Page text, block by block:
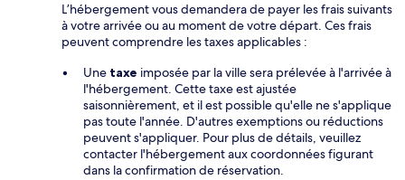
L’hébergement vous demandera de payer les frais suivants
à votre arrivée ou au moment de votre départ. Ces frais
peuvent comprendre les taxes applicables :
Une taxe imposée par la ville sera prélevée à l'arrivée à
l'hébergement. Cette taxe est ajustée
saisonnièrement, et il est possible qu'elle ne s'applique
pas toute l'année. D'autres exemptions ou réductions
peuvent s'appliquer. Pour plus de détails, veuillez
contacter l'hébergement aux coordonnées figurant
dans la confirmation de réservation.